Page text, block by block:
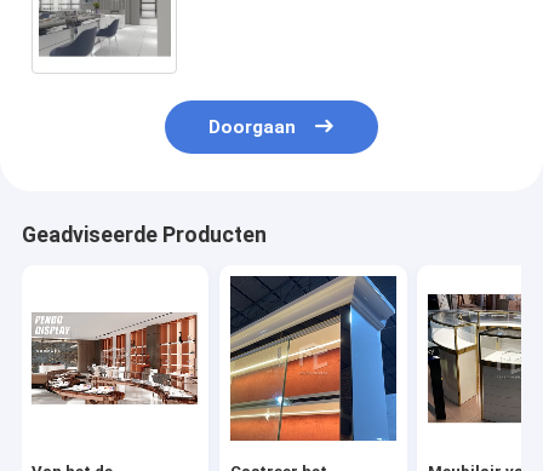
Doorgaan
Geadviseerde Producten